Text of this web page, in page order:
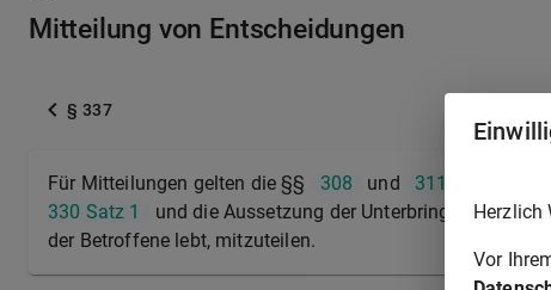
Mitteilung von Entscheidungen
§ 337
Für Mitteilungen gelten die §§ 308 und 311
330 Satz 1
und die Aussetzung der Unterbringung nach
der Betroffene lebt, mitzuteilen.
Herzlich
Vor